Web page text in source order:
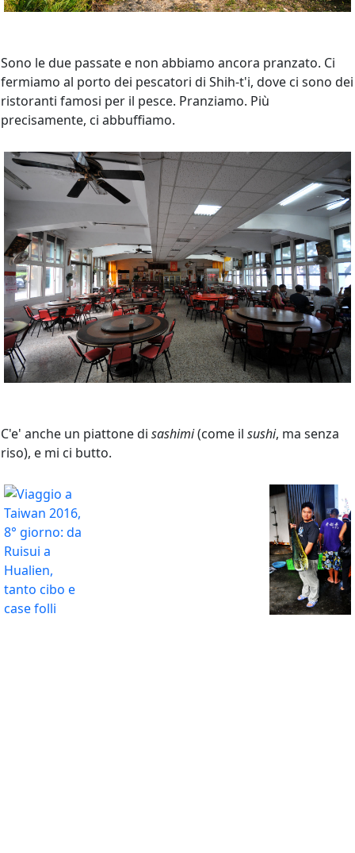
Sono le due passate e non abbiamo ancora pranzato. Ci
fermiamo al porto dei pescatori di Shih-t'i, dove ci sono dei
ristoranti famosi per il pesce. Pranziamo. Più
precisamente, ci abbuffiamo.
C'e' anche un piattone di sashimi(come il sushi, ma senza
riso), e mi ci butto.